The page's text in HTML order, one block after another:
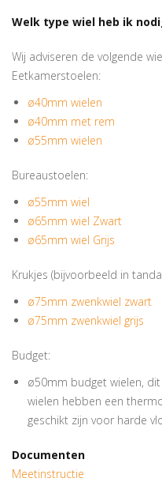
Welk type wiel heb ik
Wij adviseren de volgende
Eetkamerstoelen:
ø40mm wielen
ø40mm met rem
ø55mm wielen
Bureaustoelen:
ø55mm wiel
ø65mm wiel Zwart
ø65mm wiel Grijs
Krukjes (bijvoorbeeld in
ø75mm zwenkwiel zwart
ø75mm zwenkwiel grijs
Budget:
ø50mm budget wielen, dit
wielen hebben een
geschikt zijn voor harde
Documenten
Meetinstructie